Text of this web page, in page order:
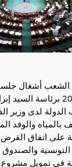
أشغال
الأربعاء31 جويلية 2024
لدى وزير
بالمياه والوفد
التونسية
في تمويل مشروع